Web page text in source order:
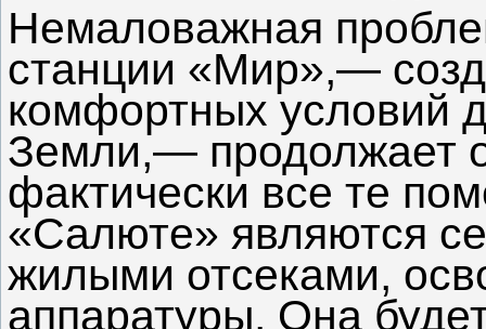
Немаловажная
станции «Мир»,—
комфортных условий
Земли,— продолжает
фактически все те
«Салюте» являются
жилыми отсеками,
аппаратуры. Она